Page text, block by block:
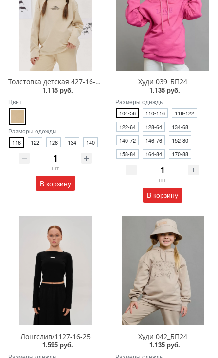
Толстовка детская 427-16-24/1
1.115 руб.
Цвет
Размеры одежды
116 122 128 134 140
шт
В корзину
Худи 039_БП24
1.135 руб.
Размеры одежды
104-56 110-116
116-122
122-64
128-64
134-68
140-72
146-76
152-80
158-84
164-84 170-88
шт
В корзину
Лонгслив/1127-16-25
1.595 руб.
Размеры одежды
Худи 042_БП24
1.135 руб.
Размеры одежды